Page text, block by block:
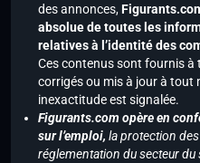
des annonces,
absolue de toutes les
relatives à l’identité des
Ces contenus sont fournis
corrigés ou mis à jour à tout
inexactitude est signalée.
Figurants.com opère en
sur l’emploi, la protection
réglementation du secteur du